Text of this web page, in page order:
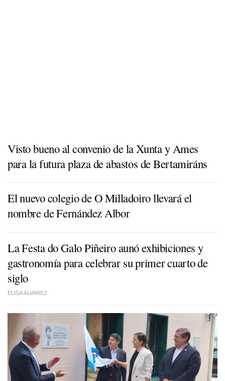
Visto bueno al convenio de la Xunta y Ames
para la futura plaza de abastos de Bertamiráns
El nuevo colegio de O Milladoiro llevará el
nombre de Fernández Albor
La Festa do Galo Piñeiro aunó exhibiciones y
gastronomía para celebrar su primer cuarto de
siglo
ELISA ÁLVAREZ